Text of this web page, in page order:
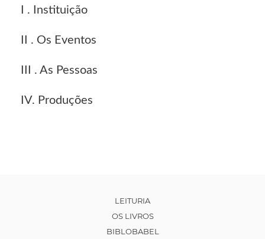
I . Instituição
II . Os Eventos
III . As Pessoas
IV. Produções
LEITURIA
OS LIVROS
BIBLOBABEL